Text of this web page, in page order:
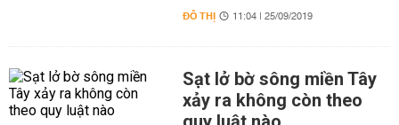
ĐÔ THỊ 11:04 | 25/09/2019
Sạt lở bờ sông miền Tây
xảy ra không còn theo